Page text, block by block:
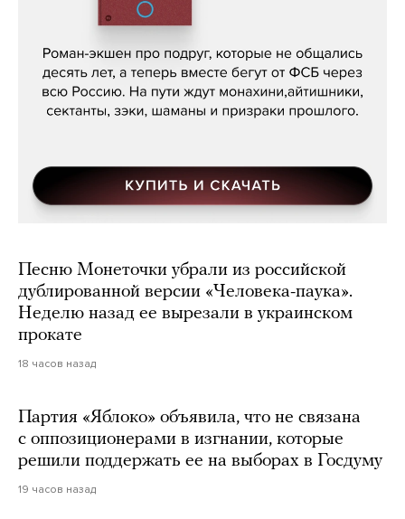
Кира Ярмыш, «Тут недалеко»
Песню Монеточки убрали из российской
дублированной версии «Человека-паука».
Неделю назад ее вырезали в украинском
прокате
18 часов назад
Партия «Яблоко» объявила, что не связана
с оппозиционерами в изгнании, которые
решили поддержать ее на выборах в Госдуму
19 часов назад